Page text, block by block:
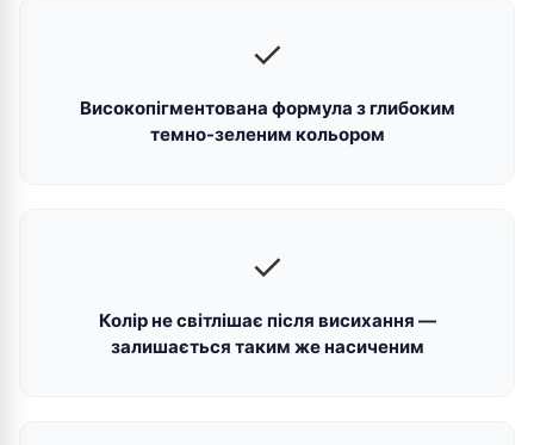
✓
Високопігментована формула з глибоким
темно-зеленим кольором
✓
Колір не світлішає після висихання —
залишається таким же насиченим